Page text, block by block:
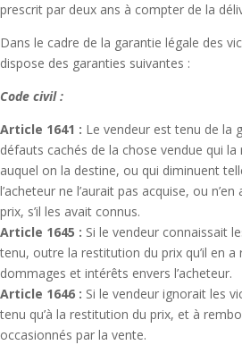
prescrit par deux ans à compter de la
Dans le cadre de la garantie légale des
dispose des garanties suivantes :
Code civil :
Article 1641 : Le vendeur est tenu de la
défauts cachés de la chose vendue qui la
auquel on la destine, ou qui diminuent
l’acheteur ne l’aurait pas acquise, ou
prix, s’il les avait connus.
Article 1645 : Si le vendeur connaissait
tenu, outre la restitution du prix qu’il en a
dommages et intérêts envers l’acheteur.
Article 1646 : Si le vendeur ignorait les
tenu qu’à la restitution du prix, et à
occasionnés par la vente.